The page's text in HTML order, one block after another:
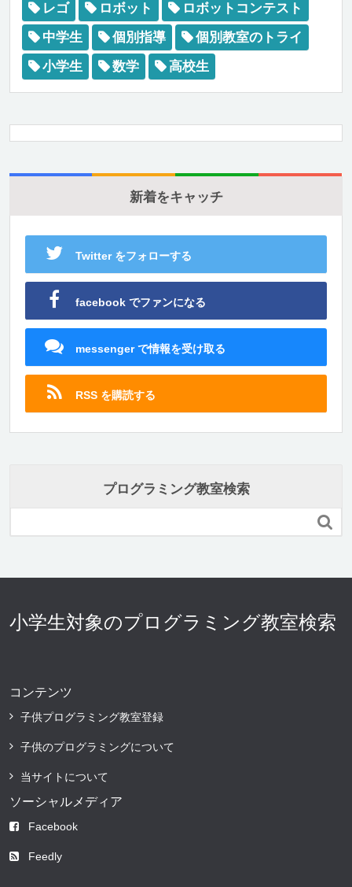
レゴ
ロボット
ロボットコンテスト
中学生
個別指導
個別教室のトライ
小学生
数学 高校生
新着をキャッチ
Twitter をフォローする
facebook でファンになる
messenger で情報を受け取る
RSS を購読する
プログラミング教室検索

小学生対象のプログラミング教室検索
コンテンツ
子供プログラミング教室登録
子供のプログラミングについて
当サイトについて
ソーシャルメディア
Facebook
Feedly